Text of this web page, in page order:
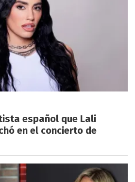
español que Lali
en el concierto de